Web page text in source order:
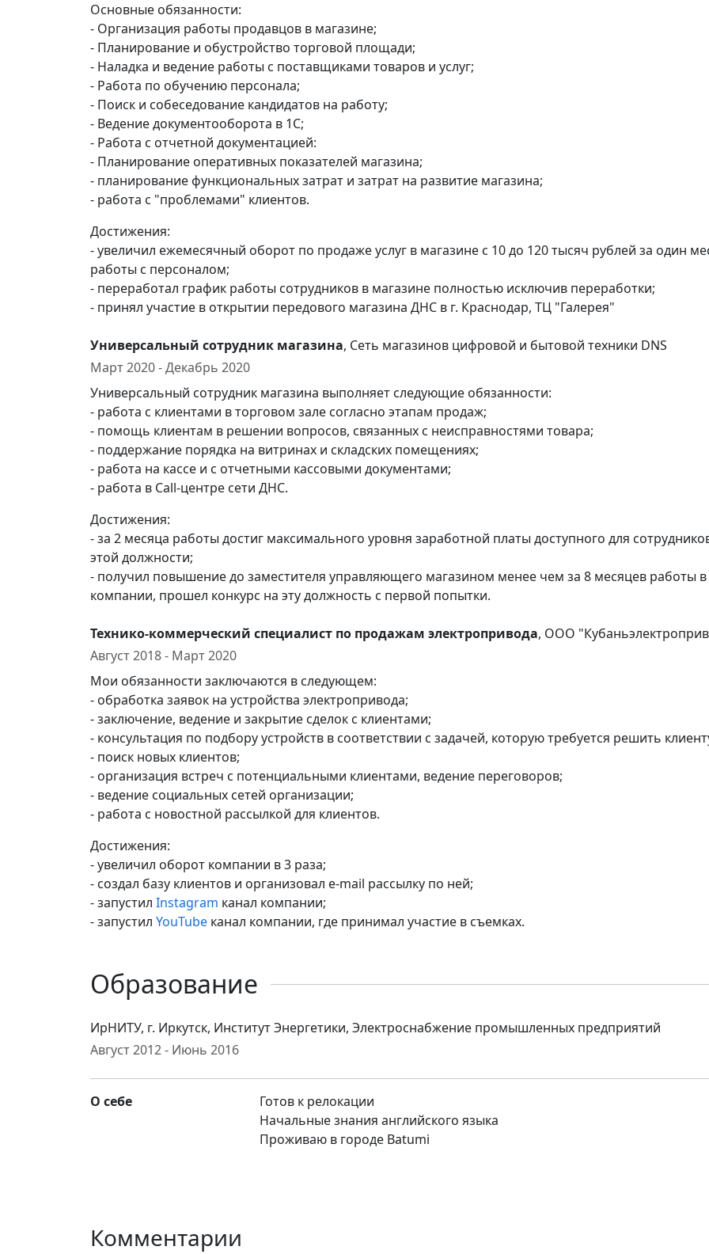
Основные обязанности:
- Организация работы продавцов в магазине;
- Планирование и обустройство торговой площади;
- Наладка и ведение работы с поставщиками товаров и услуг;
- Работа по обучению персонала;
- Поиск и собеседование кандидатов на работу;
- Ведение документооборота в 1С;
- Работа с отчетной документацией:
- Планирование оперативных показателей магазина;
- планирование функциональных затрат и затрат на развитие магазина;
- работа с "проблемами" клиентов.
Достижения:
- увеличил ежемесячный оборот по продаже услуг в магазине с 10 до 120 тысяч рублей за один
работы с персоналом;
- переработал график работы сотрудников в магазине полностью исключив переработки;
- принял участие в открытии передового магазина ДНС в г. Краснодар, ТЦ "Галерея"
Универсальный сотрудник магазина, Сеть магазинов цифровой и бытовой техники DNS
Март 2020 - Декабрь 2020
Универсальный сотрудник магазина выполняет следующие обязанности:
- работа с клиентами в торговом зале согласно этапам продаж;
- помощь клиентам в решении вопросов, связанных с неисправностями товара;
- поддержание порядка на витринах и складских помещениях;
- работа на кассе и с отчетными кассовыми документами;
- работа в Call-центре сети ДНС.
Достижения:
- за 2 месяца работы достиг максимального уровня заработной платы доступного для
этой должности;
- получил повышение до заместителя управляющего магазином менее чем за 8 месяцев работы в
компании, прошел конкурс на эту должность с первой попытки.
Технико-коммерческий специалист по продажам электропривода, ООО
Август 2018 - Март 2020
Мои обязанности заключаются в следующем:
- обработка заявок на устройства электропривода;
- заключение, ведение и закрытие сделок с клиентами;
- консультация по подбору устройств в соответствии с задачей, которую требуется решить
- поиск новых клиентов;
- организация встреч с потенциальными клиентами, ведение переговоров;
- ведение социальных сетей организации;
- работа с новостной рассылкой для клиентов.
Достижения:
- увеличил оборот компании в 3 раза;
- создал базу клиентов и организовал e-mail рассылку по ней;
- запустил Instagram канал компании;
- запустил YouTube канал компании, где принимал участие в съемках.
Образование
ИрНИТУ, г. Иркутск, Институт Энергетики, Электроснабжение промышленных предприятий
Август 2012 - Июнь 2016
О себе
Готов к релокации
Начальные знания английского языка
Проживаю в городе Batumi
Комментарии